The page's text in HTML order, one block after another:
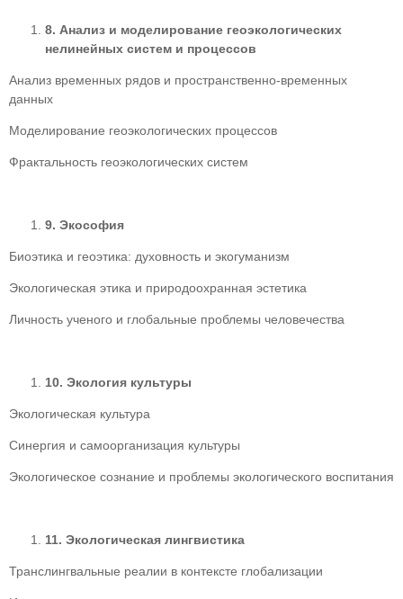
8. Анализ и моделирование геоэкологических
нелинейных систем и процессов
Анализ временных рядов и пространственно-временных
данных
Моделирование геоэкологических процессов
Фрактальность геоэкологических систем
9. Экософия
Биоэтика и геоэтика: духовность и экогуманизм
Экологическая этика и природоохранная эстетика
Личность ученого и глобальные проблемы человечества
10. Экология культуры
Экологическая культура
Синергия и самоорганизация культуры
Экологическое сознание и проблемы экологического воспитания
11. Экологическая лингвистика
Транслингвальные реалии в контексте глобализации